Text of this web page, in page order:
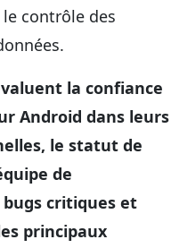
contrôle des
la confiance
Android dans leurs
le statut de
de
critiques et
principaux